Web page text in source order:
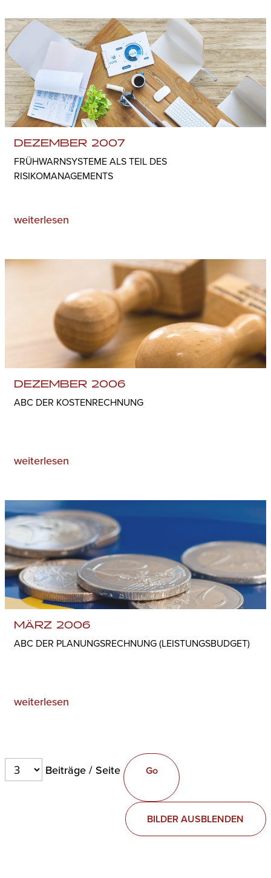
DEZEMBER 2007
FRÜHWARNSYSTEME ALS TEIL DES
RISIKOMANAGEMENTS
weiterlesen
DEZEMBER 2006
ABC DER KOSTENRECHNUNG
weiterlesen
MÄRZ 2006
ABC DER PLANUNGSRECHNUNG (LEISTUNGSBUDGET)
weiterlesen
Beiträge / Seite
BILDER AUSBLENDEN